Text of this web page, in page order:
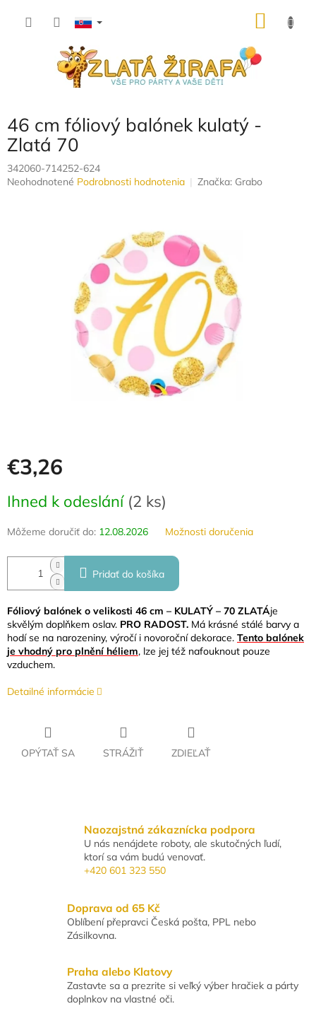
46 cm fóliový balónek kulatý -
Zlatá 70
342060-714252-624
Priemerné
Neohodnotené Podrobnosti hodnotenia Značka: Grabo
€3,26
cena:
Ihned k odeslání (2 ks)
Môžeme doručiť do: 12.08.2026 Možnosti doručenia
Pridať do košíka
Fóliový balónek o velikosti 46 cm – KULATÝ – 70 ZLATÁje
skvělým doplňkem oslav. PRO RADOST. Má krásné stálé barvy a
hodí se na narozeniny, výročí i novoroční dekorace. Tento balónek
je vhodný pro plnění héliem, lze jej též nafouknout pouze
vzduchem.
Detailné informácie
OPÝTAŤ SA STRÁŽIŤ ZDIEĽAŤ
Naozajstná zákaznícka podpora
U nás nenájdete roboty, ale skutočných ľudí,
ktorí sa vám budú venovať.
+420 601 323 550
Doprava od 65 Kč
Oblíbení přepravci Česká pošta, PPL nebo
Zásilkovna.
Praha alebo Klatovy
Zastavte sa a prezrite si veľký výber hračiek a párty
doplnkov na vlastné oči.